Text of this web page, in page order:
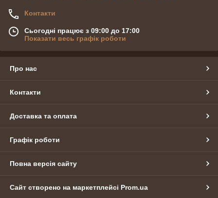
Контакти
Сьогодні працює з 09:00 до 17:00
Показати весь графік роботи
Про нас
Контакти
Доставка та оплата
Графік роботи
Повна версія сайту
Сайт створено на маркетплейсі Prom.ua